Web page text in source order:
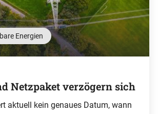
Energien
Netzpaket verzögern sich
aktuell kein genaues Datum, wann